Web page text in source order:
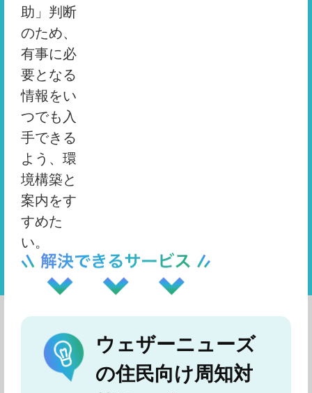
助」判断
のため、
有事に必
要となる
情報をい
つでも入
手できる
よう、環
境構築と
案内をす
すめた
い。
ウェザーニューズ
の住民向け周知対